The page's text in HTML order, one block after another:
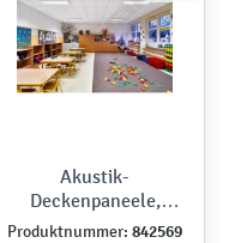
Akustik-
Deckenpaneele,
Ecophon Gedina A -
Produktnummer: 842569